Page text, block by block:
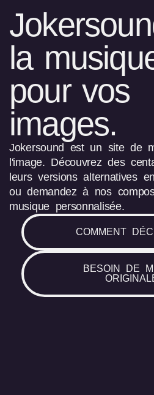
la
pour vos
images.
Jokersound est un site de
l'image. Découvrez des
leurs versions alternatives
ou demandez à nos
musique personnalisée.
COMMENT
BESOIN DE